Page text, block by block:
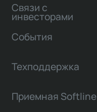
Связи с
инвесторами
События
Техподдержка
Приемная Softline